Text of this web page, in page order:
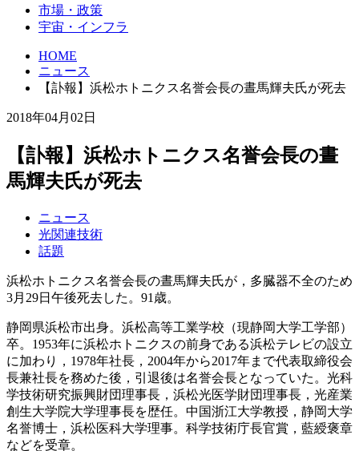
市場・政策
宇宙・インフラ
HOME
ニュース
【訃報】浜松ホトニクス名誉会長の晝馬輝夫氏が死去
2018年04月02日
【訃報】浜松ホトニクス名誉会長の晝
馬輝夫氏が死去
ニュース
光関連技術
話題
浜松ホトニクス名誉会長の晝馬輝夫氏が，多臓器不全のため
3月29日午後死去した。91歳。
静岡県浜松市出身。浜松高等工業学校（現静岡大学工学部）
卒。1953年に浜松ホトニクスの前身である浜松テレビの設立
に加わり，1978年社長，2004年から2017年まで代表取締役会
長兼社長を務めた後，引退後は名誉会長となっていた。光科
学技術研究振興財団理事長，浜松光医学財団理事長，光産業
創生大学院大学理事長を歴任。中国浙江大学教授，静岡大学
名誉博士，浜松医科大学理事。科学技術庁長官賞，藍綬褒章
などを受章。